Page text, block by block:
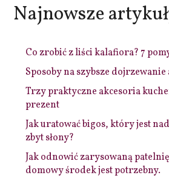
Najnowsze
Co zrobić z liści kalafiora? 7
Sposoby na szybsze
Trzy praktyczne akcesoria
prezent
Jak uratować bigos, który jest
zbyt słony?
Jak odnowić zarysowaną
domowy środek jest potrzebny.